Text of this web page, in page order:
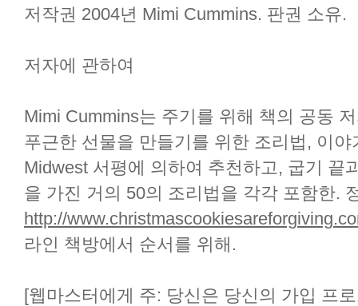
저작권 2004년 Mimi Cummins. 판권 소유.
저자에 관하여
Mimi Cummins는 주기를 위해 책의 공동
푸근한 선물을 만들기를 위한 조리법, 이
Midwest 서평에 의하여 추천하고, 굽기 끝
을 가진 거의 50의 조리법을 각각 포함한.
http://
라인 책방에서 순서를 위해.
[웹마스터에게 주: 당신은 당신의 가입 프